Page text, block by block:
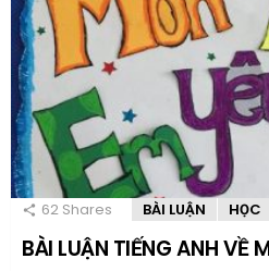
62 Shares BÀI LUẬN HỌC
BÀI LUẬN TIẾNG ANH VỀ